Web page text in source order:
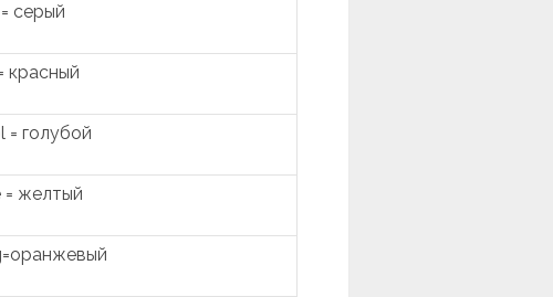
серый
красный
= голубой
= желтый